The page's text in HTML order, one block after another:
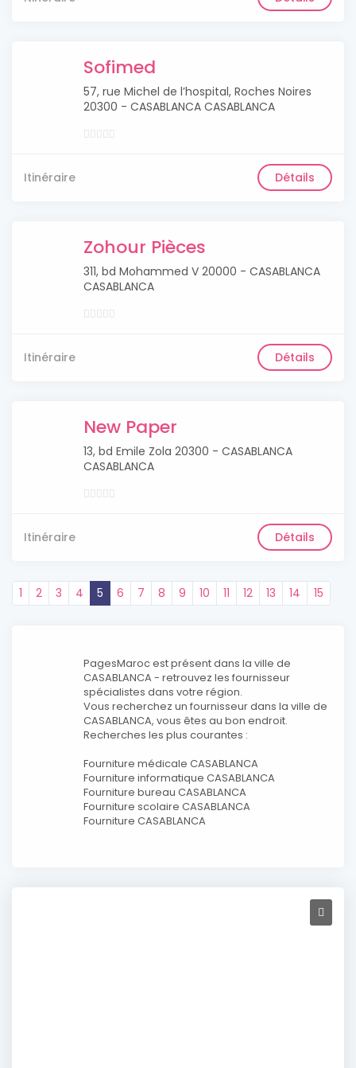
Sofimed
57, rue Michel de l’hospital, Roches Noires
20300 - CASABLANCA CASABLANCA
Itinéraire Détails
Zohour Pièces
311, bd Mohammed V 20000 - CASABLANCA
CASABLANCA
Itinéraire Détails
New Paper
13, bd Emile Zola 20300 - CASABLANCA
CASABLANCA
Itinéraire Détails
1 2 3 4 5 6 7 8 9 10 11 12 13 14 15
PagesMaroc est présent dans la ville de
CASABLANCA - retrouvez les fournisseur
spécialistes dans votre région.
Vous recherchez un fournisseur dans la ville de
CASABLANCA, vous êtes au bon endroit.
Recherches les plus courantes :
Fourniture médicale CASABLANCA
Fourniture informatique CASABLANCA
Fourniture bureau CASABLANCA
Fourniture scolaire CASABLANCA
Fourniture CASABLANCA